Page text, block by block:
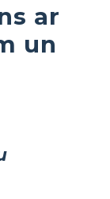
ar
un